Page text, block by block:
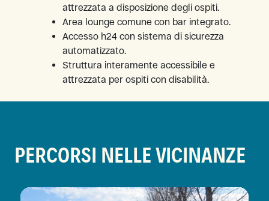
attrezzata a disposizione degli ospiti.
Area lounge comune con bar integrato.
Accesso h24 con sistema di sicurezza
automatizzato.
Struttura interamente accessibile e
attrezzata per ospiti con disabilità.
PERCORSI NELLE VICINANZE